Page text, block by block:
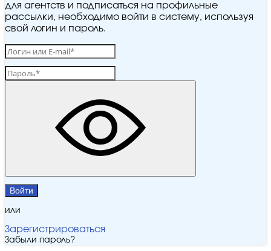
для агентств и подписаться на профильные
рассылки, необходимо войти в систему, используя
свой логин и пароль.
Войти
или
Зарегистрироваться
Забыли пароль?